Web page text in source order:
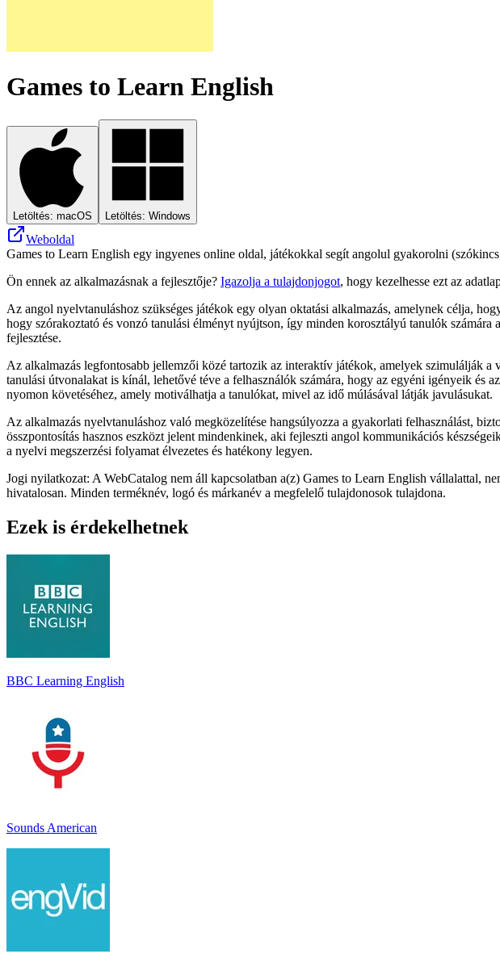
Games to Learn English
Letöltés: macOS Letöltés: Windows
Weboldal
Games to Learn English egy ingyenes online oldal, játékokkal segít angolul gyakorolni
Ön ennek az alkalmazásnak a fejlesztője? Igazolja a tulajdonjogot, hogy kezelhesse ezt az
Az angol nyelvtanuláshoz szükséges játékok egy olyan oktatási alkalmazás, amelynek célja,
hogy szórakoztató és vonzó tanulási élményt nyújtson, így minden korosztályú tanulók
fejlesztése.
Az alkalmazás legfontosabb jellemzői közé tartozik az interaktív játékok, amelyek szimulálják
tanulási útvonalakat is kínál, lehetővé téve a felhasználók számára, hogy az egyéni igényeik és
nyomon követéséhez, amely motiválhatja a tanulókat, mivel az idő múlásával látják javulásukat.
Az alkalmazás nyelvtanuláshoz való megközelítése hangsúlyozza a gyakorlati felhasználást,
összpontosítás hasznos eszközt jelent mindenkinek, aki fejleszti angol kommunikációs
a nyelvi megszerzési folyamat élvezetes és hatékony legyen.
Jogi nyilatkozat: A WebCatalog nem áll kapcsolatban a(z) Games to Learn English vállalattal,
hivatalosan. Minden terméknév, logó és márkanév a megfelelő tulajdonosok tulajdona.
Ezek is érdekelhetnek
BBC Learning English
Sounds American